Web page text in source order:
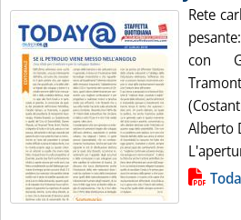
Rete
con
Alberto
Lista allegati PDF alla